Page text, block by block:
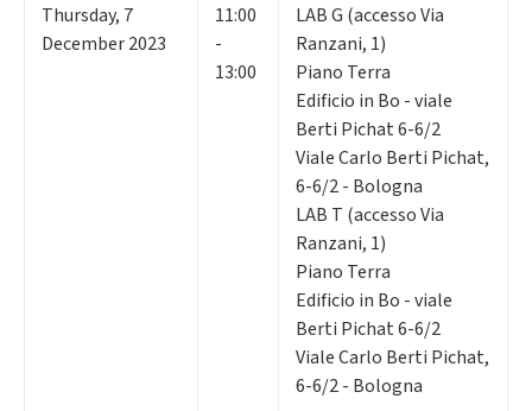
Thursday, 7
December 2023
11:00
-
13:00
LAB G (accesso Via
Ranzani, 1)
Piano Terra
Edificio in Bo - viale
Berti Pichat 6-6/2
Viale Carlo Berti Pichat,
6-6/2 - Bologna
LAB T (accesso Via
Ranzani, 1)
Piano Terra
Edificio in Bo - viale
Berti Pichat 6-6/2
Viale Carlo Berti Pichat,
6-6/2 - Bologna